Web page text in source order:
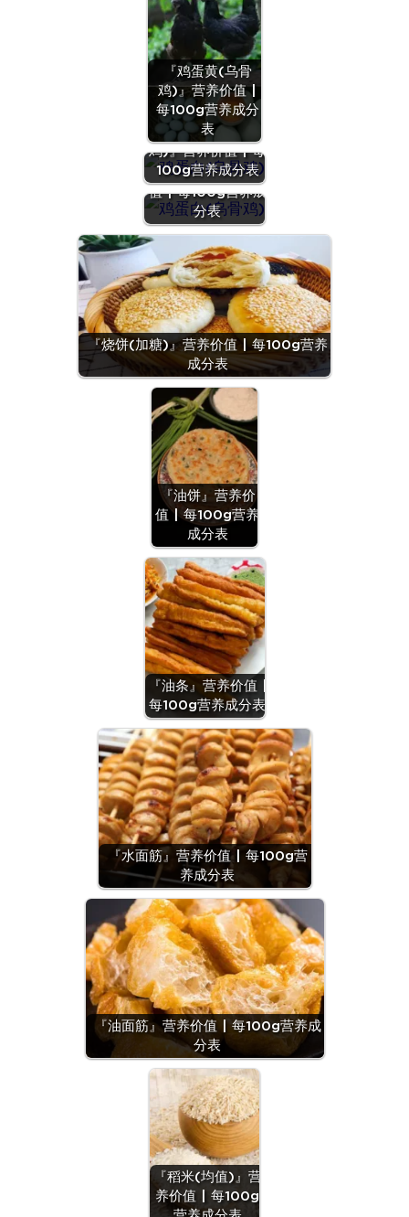
『鸡蛋黄(乌骨
鸡)』营养价值 |
每100g营养成分
表
『鸡蛋白(乌骨
鸡)』营养价值 | 每
100g营养成分表
『鸡蛋白』营养价
值 | 每100g营养成
分表
『烧饼(加糖)』营养价值 | 每100g营养
成分表
『油饼』营养价
值 | 每100g营养
成分表
『油条』营养价值 |
每100g营养成分表
『水面筋』营养价值 | 每100g营
养成分表
『油面筋』营养价值 | 每100g营养成
分表
『稻米(均值)』营
养价值 | 每100g